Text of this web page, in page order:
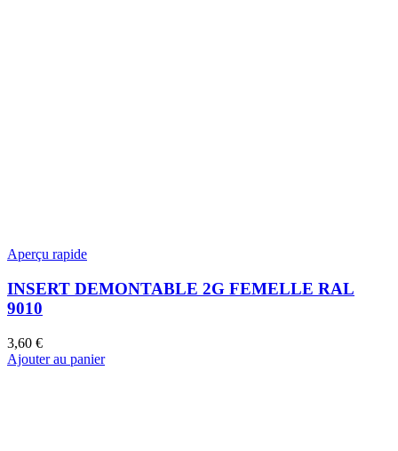
Aperçu rapide
INSERT DEMONTABLE 2G FEMELLE RAL
9010
3,60 €
Ajouter au panier